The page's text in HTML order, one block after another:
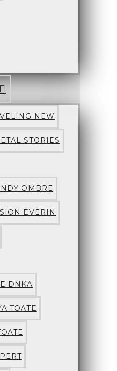
NEW
STORIES
OMBRE
EVERIN
DNKA
TOATE